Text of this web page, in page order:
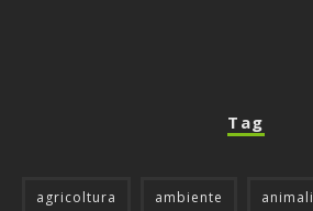
Tag
agricoltura ambiente animali